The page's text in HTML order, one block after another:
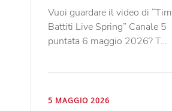
Vuoi guardare il video di “Tim
Battiti Live Spring” Canale 5
puntata 6 maggio 2026? T…
5 MAGGIO 2026